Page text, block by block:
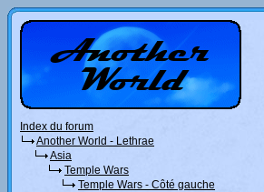
Index du forum
Another World - Lethrae
Asia
Temple Wars
Temple Wars - Côté gauche